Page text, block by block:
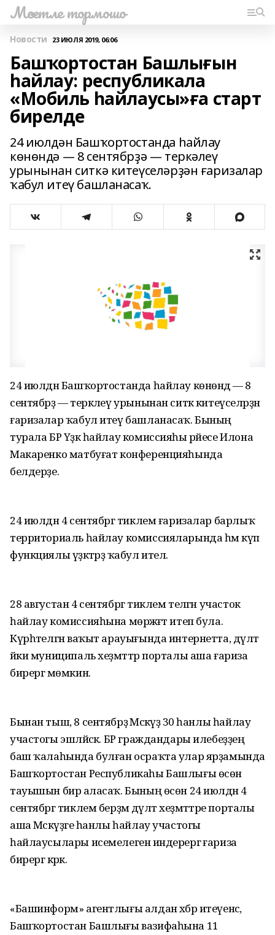
Мәсетле тормошо
Новости 23 ИЮЛЯ 2019, 06:06
Башҡортостан Башлығын
һайлау: республикала
«Мобиль һайлаусы»ға старт
бирелде
24 июлдән Башҡортостанда һайлау
көнөндә — 8 сентябрҙә — теркәлеү
урынынан ситкә китеүселәрҙән ғаризалар
ҡабул итеү башланасаҡ.
24 июлдән Башҡортостанда һайлау көнөндә — 8
сентябрҙә — теркәлеү урынынан ситкә китеүселәрҙән
ғаризалар ҡабул итеү башланасаҡ. Бының
турала БР Үҙәк һайлау комиссияһы рәйесе Илона
Макаренко матбуғат конференцияһында
белдерҙе.
24 июлдән 4 сентябргә тиклем ғаризалар барлыҡ
территориаль һайлау комиссияларында һәм күп
функциялы үҙәктәрҙә ҡабул ителә.
28 августан 4 сентябргә тиклем теләгән участок
һайлау комиссияһына мөрәжәғәт итеп була.
Күрһәтелгән ваҡыт арауығында интернетта, дәүләт
йәки муниципаль хеҙмәттәр порталы аша ғариза
бирергә мөмкин.
Бынан тыш, 8 сентябрҙә Мәскәүҙә 30 һанлы һайлау
участогы эшләйәсәк. БР граждандары илебеҙҙең
баш ҡалаһында булған осраҡта улар ярҙамында
Башҡортостан Республикаһы Башлығы өсөн
тауышын бирә аласаҡ. Бының өсөн 24 июлдән 4
сентябргә тиклем берҙәм дәүләт хеҙмәттәре порталы
аша Мәскәүҙәге һанлы һайлау участогы
һайлаусылары исемелегенә индерергә ғариза
бирергә кәрәк.
«Башинформ» агентлығы алдан хәбәр итеүенсә,
Башҡортостан Башлығы вазифаһына 11